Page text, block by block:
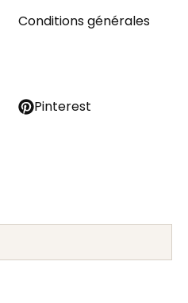
Conditions générales
Pinterest